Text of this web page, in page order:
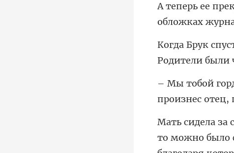
Роди
прои
то можно было